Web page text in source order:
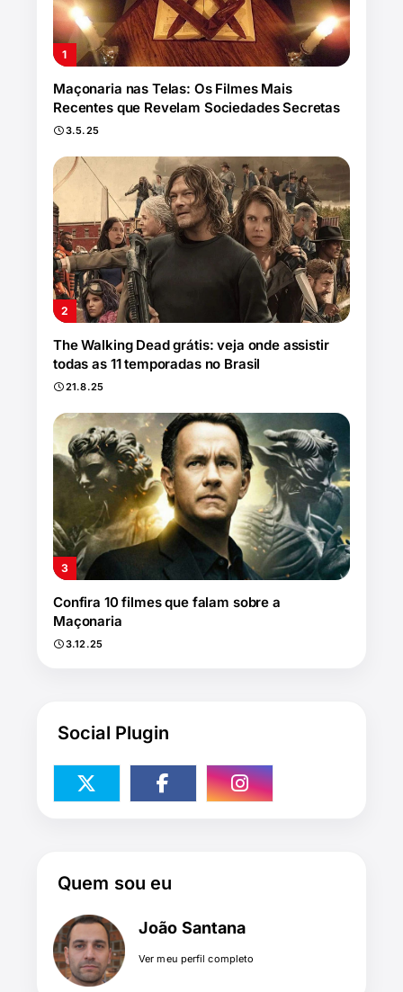
Maçonaria nas Telas: Os Filmes Mais
Recentes que Revelam Sociedades Secretas
3.5.25
The Walking Dead grátis: veja onde assistir
todas as 11 temporadas no Brasil
21.8.25
Confira 10 filmes que falam sobre a
Maçonaria
3.12.25
Social Plugin
Quem sou eu
João Santana
Ver meu perfil completo